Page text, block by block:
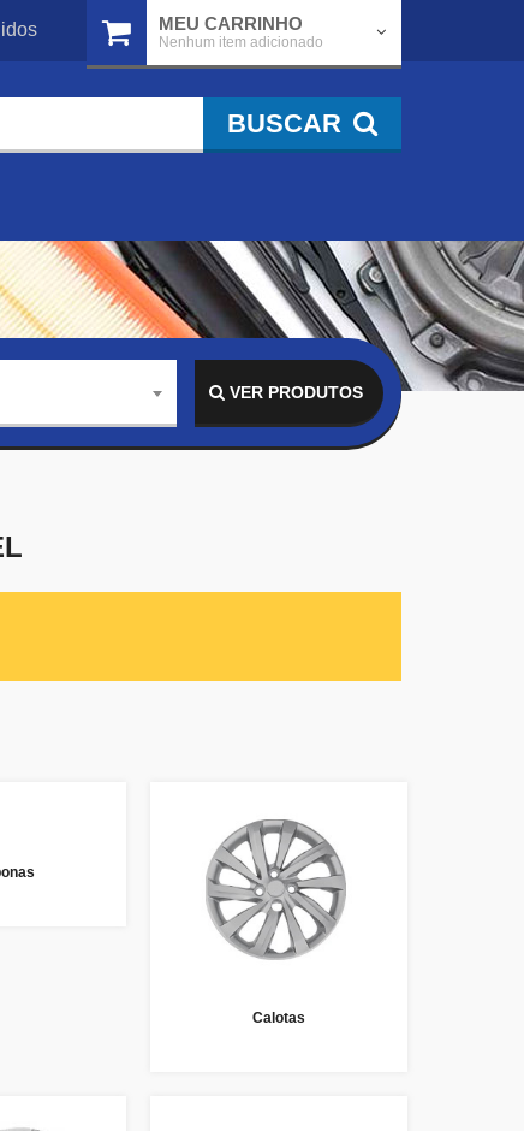
MEU CARRINHO
Nenhum item adicionado
BUSCAR
VER PRODUTOS
Calotas